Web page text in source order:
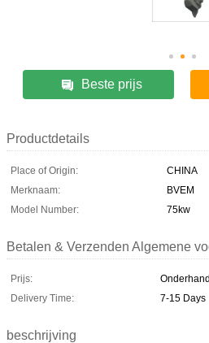
Beste prijs
Productdetails
Place of Origin:
CHINA
Merknaam:
BVEM
Model Number:
75kw
Betalen & Verzenden Algemene
Prijs:
Delivery Time:
7-15 Days
beschrijving